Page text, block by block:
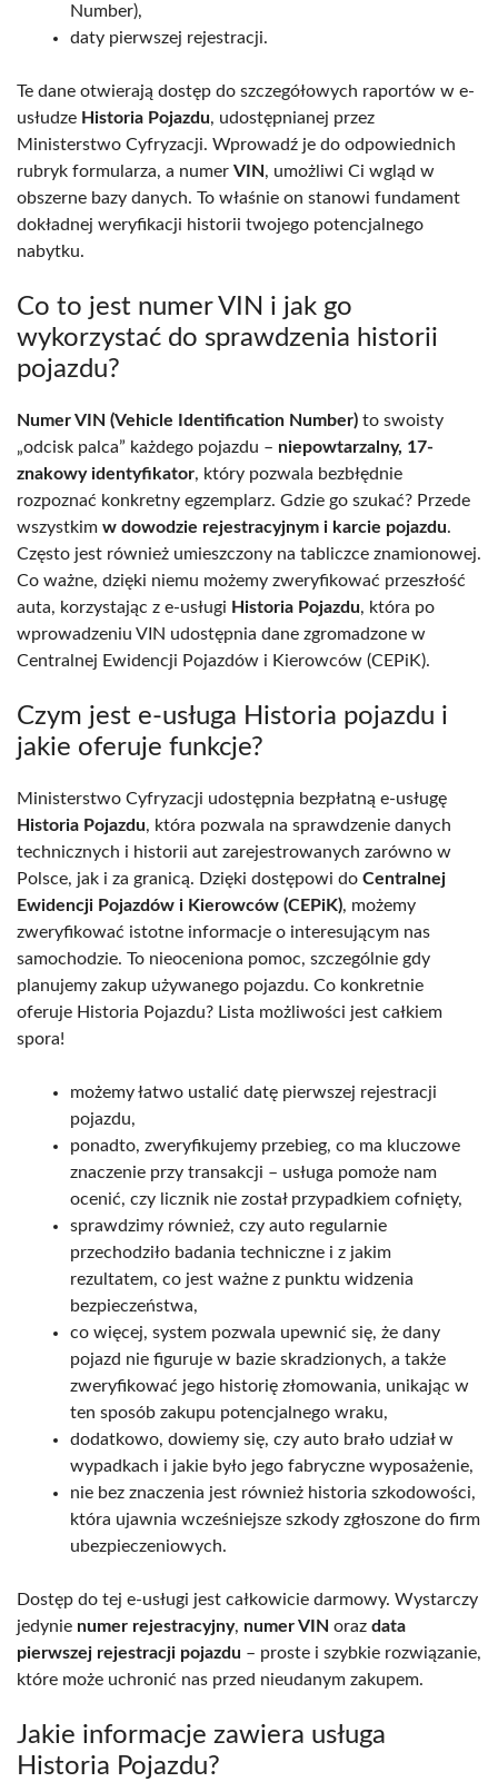
Number),
daty pierwszej rejestracji.
Te dane otwierają dostęp do szczegółowych raportów w e-
usłudze Historia Pojazdu, udostępnianej przez
Ministerstwo Cyfryzacji. Wprowadź je do odpowiednich
rubryk formularza, a numer VIN, umożliwi Ci wgląd w
obszerne bazy danych. To właśnie on stanowi fundament
dokładnej weryfikacji historii twojego potencjalnego
nabytku.
Co to jest numer VIN i jak go
wykorzystać do sprawdzenia historii
pojazdu?
Numer VIN (Vehicle Identification Number) to swoisty
„odcisk palca” każdego pojazdu – niepowtarzalny, 17-
znakowy identyfikator, który pozwala bezbłędnie
rozpoznać konkretny egzemplarz. Gdzie go szukać? Przede
wszystkim w dowodzie rejestracyjnym i karcie pojazdu.
Często jest również umieszczony na tabliczce znamionowej.
Co ważne, dzięki niemu możemy zweryfikować przeszłość
auta, korzystając z e-usługi Historia Pojazdu, która po
wprowadzeniu VIN udostępnia dane zgromadzone w
Centralnej Ewidencji Pojazdów i Kierowców (CEPiK).
Czym jest e-usługa Historia pojazdu i
jakie oferuje funkcje?
Ministerstwo Cyfryzacji udostępnia bezpłatną e-usługę
Historia Pojazdu, która pozwala na sprawdzenie danych
technicznych i historii aut zarejestrowanych zarówno w
Polsce, jak i za granicą. Dzięki dostępowi do Centralnej
Ewidencji Pojazdów i Kierowców (CEPiK), możemy
zweryfikować istotne informacje o interesującym nas
samochodzie. To nieoceniona pomoc, szczególnie gdy
planujemy zakup używanego pojazdu. Co konkretnie
oferuje Historia Pojazdu? Lista możliwości jest całkiem
spora!
możemy łatwo ustalić datę pierwszej rejestracji
pojazdu,
ponadto, zweryfikujemy przebieg, co ma kluczowe
znaczenie przy transakcji – usługa pomoże nam
ocenić, czy licznik nie został przypadkiem cofnięty,
sprawdzimy również, czy auto regularnie
przechodziło badania techniczne i z jakim
rezultatem, co jest ważne z punktu widzenia
bezpieczeństwa,
co więcej, system pozwala upewnić się, że dany
pojazd nie figuruje w bazie skradzionych, a także
zweryfikować jego historię złomowania, unikając w
ten sposób zakupu potencjalnego wraku,
dodatkowo, dowiemy się, czy auto brało udział w
wypadkach i jakie było jego fabryczne wyposażenie,
nie bez znaczenia jest również historia szkodowości,
która ujawnia wcześniejsze szkody zgłoszone do firm
ubezpieczeniowych.
Dostęp do tej e-usługi jest całkowicie darmowy. Wystarczy
jedynie numer rejestracyjny, numer VIN oraz data
pierwszej rejestracji pojazdu – proste i szybkie rozwiązanie,
które może uchronić nas przed nieudanym zakupem.
Jakie informacje zawiera usługa
Historia Pojazdu?